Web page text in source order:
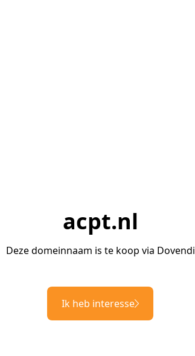
acpt.nl
Deze domeinnaam is te koop via Dovendi
Ik heb interesse